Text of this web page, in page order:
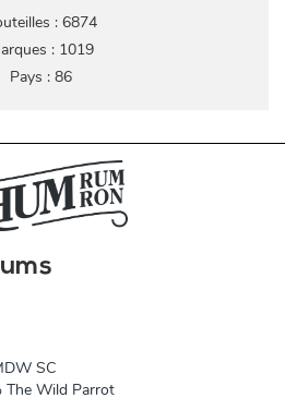
: 6874
: 1019
Pays : 86
SC
The Wild Parrot